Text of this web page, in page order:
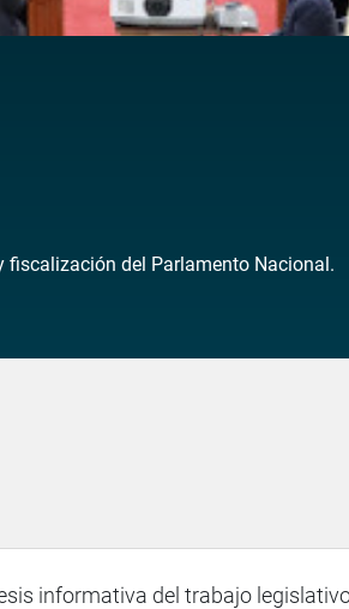
fiscalización del Parlamento Nacional.
informativa del trabajo